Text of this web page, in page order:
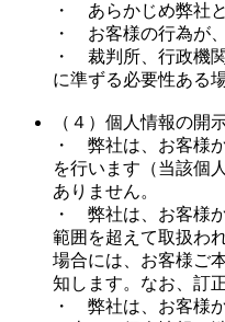
・ あらかじめ弊社
・ お客様の行為が
・ 裁判所、行政機
に準ずる必要性ある
（４）個人情報の開
・ 弊社は、お客様
を行います（当該個
ありません。
・ 弊社は、お客様
範囲を超えて取扱わ
場合には、お客様ご
知します。なお、訂
・ 弊社は、お客様